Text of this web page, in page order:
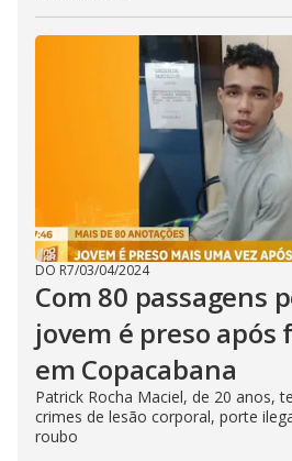
DO R7/03/04/2024
Com 80 passagens
jovem é preso
em Copacabana
Patrick Rocha Maciel, de 20 anos,
crimes de lesão corporal, porte
roubo